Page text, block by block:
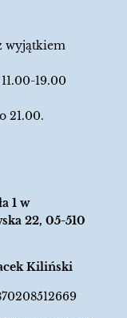
wyjątkiem
19.00
21.00.
1 w
22, 05-510
Kiliński